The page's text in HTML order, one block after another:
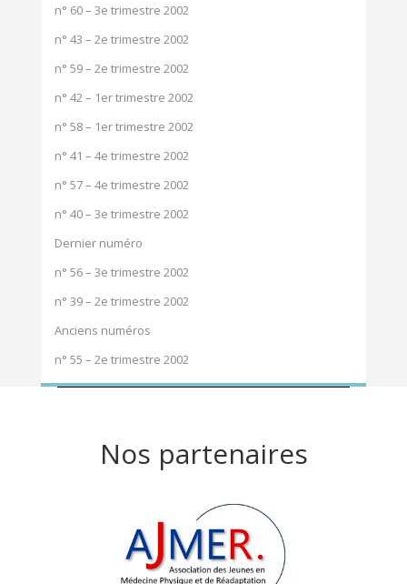
n° 60 – 3e trimestre 2002
n° 43 – 2e trimestre 2002
n° 59 – 2e trimestre 2002
n° 42 – 1er trimestre 2002
n° 58 – 1er trimestre 2002
n° 41 – 4e trimestre 2002
n° 57 – 4e trimestre 2002
n° 40 – 3e trimestre 2002
Dernier numéro
n° 56 – 3e trimestre 2002
n° 39 – 2e trimestre 2002
Anciens numéros
n° 55 – 2e trimestre 2002
Nos partenaires